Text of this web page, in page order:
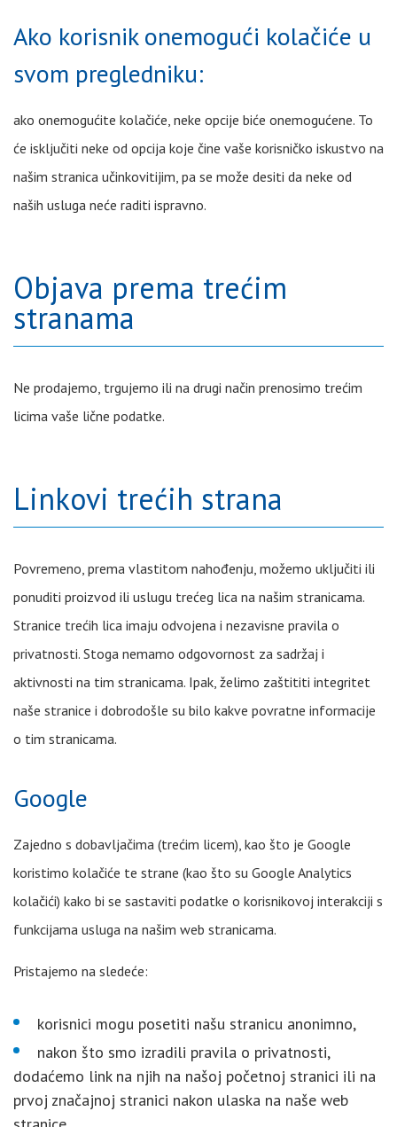
Ako korisnik onemogući kolačiće u
svom pregledniku:
ako onemogućite kolačiće, neke opcije biće onemogućene. To
će isključiti neke od opcija koje čine vaše korisničko iskustvo na
našim stranica učinkovitijim, pa se može desiti da neke od
naših usluga neće raditi ispravno.
Objava prema trećim
stranama
Ne prodajemo, trgujemo ili na drugi način prenosimo trećim
licima vaše lične podatke.
Linkovi trećih strana
Povremeno, prema vlastitom nahođenju, možemo uključiti ili
ponuditi proizvod ili uslugu trećeg lica na našim stranicama.
Stranice trećih lica imaju odvojena i nezavisne pravila o
privatnosti. Stoga nemamo odgovornost za sadržaj i
aktivnosti na tim stranicama. Ipak, želimo zaštititi integritet
naše stranice i dobrodošle su bilo kakve povratne informacije
o tim stranicama.
Google
Zajedno s dobavljačima (trećim licem), kao što je Google
koristimo kolačiće te strane (kao što su Google Analytics
kolačići) kako bi se sastaviti podatke o korisnikovoj interakciji s
funkcijama usluga na našim web stranicama.
Pristajemo na sledeće:
korisnici mogu posetiti našu stranicu anonimno,
nakon što smo izradili pravila o privatnosti,
dodaćemo link na njih na našoj početnoj stranici ili na
prvoj značajnoj stranici nakon ulaska na naše web